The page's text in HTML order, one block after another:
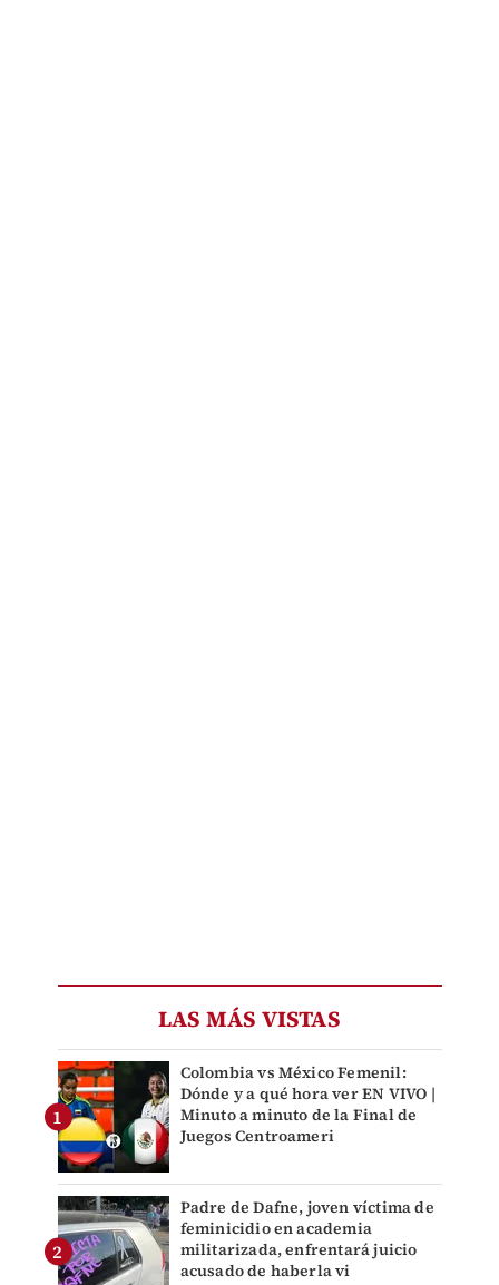
LAS MÁS VISTAS
Colombia vs México Femenil:
Dónde y a qué hora ver EN VIVO |
Minuto a minuto de la Final de
Juegos Centroameri
Padre de Dafne, joven víctima de
feminicidio en academia
militarizada, enfrentará juicio
acusado de haberla vi